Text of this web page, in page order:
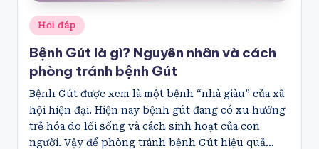
Posted
in
Hỏi đáp
Bệnh Gút là gì? Nguyên nhân và cách
phòng tránh bệnh Gút
Bệnh Gút được xem là một bệnh “nhà giàu” của xã
hội hiện đại. Hiện nay bệnh gút đang có xu hướng
trẻ hóa do lối sống và cách sinh hoạt của con
người. Vậy để phòng tránh bệnh Gút hiệu quả…